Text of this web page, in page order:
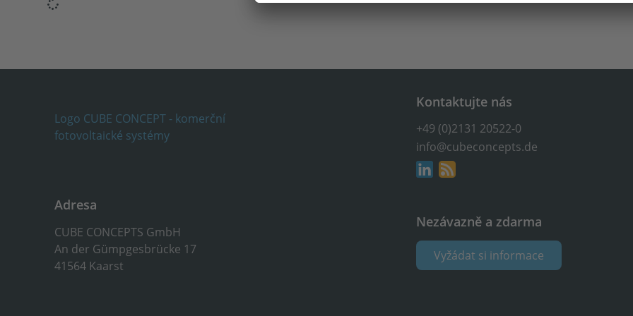
Kontaktujte nás
+49 (0)2131 20522-0
info@cubeconcepts.de
Adresa
CUBE CONCEPTS GmbH
An der Gümpgesbrücke 17
41564 Kaarst
Nezávazně a zdarma
Vyžádat si informace